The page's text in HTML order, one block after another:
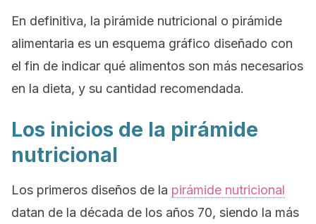
En definitiva, la pirámide nutricional o pirámide
alimentaria es un esquema gráfico diseñado con
el fin de indicar qué alimentos son más necesarios
en la dieta, y su cantidad recomendada.
Los inicios de la pirámide
nutricional
Los primeros diseños de la pirámide nutricional
datan de la década de los años 70, siendo la más